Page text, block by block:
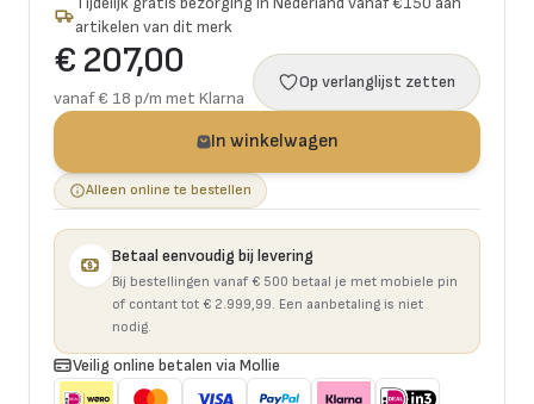
artikelen van dit merk
€ 207,00
vanaf € 18 p/m met Klarna
Op verlanglijst zetten
In winkelwagen
Alleen online te bestellen
Betaal eenvoudig bij levering
Bij bestellingen vanaf € 500 betaal je met mobiele pin
of contant tot € 2.999,99. Een aanbetaling is niet
nodig.
Veilig online betalen via Mollie